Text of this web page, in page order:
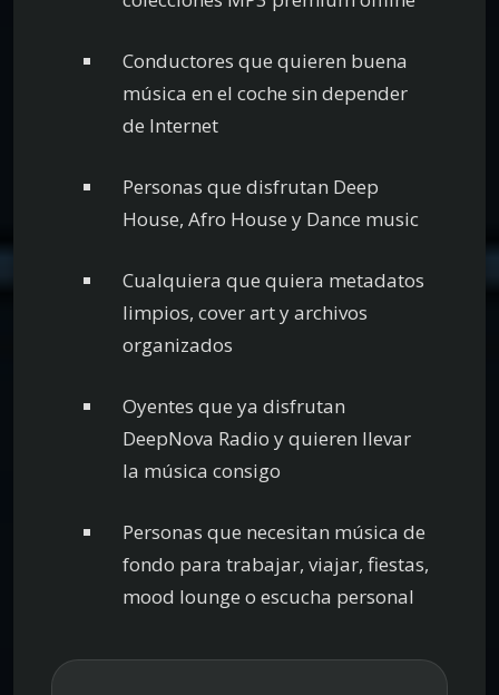
Conductores que quieren buena
música en el coche sin depender
de Internet
Personas que disfrutan Deep
House, Afro House y Dance music
Cualquiera que quiera metadatos
limpios, cover art y archivos
organizados
Oyentes que ya disfrutan
DeepNova Radio y quieren llevar
la música consigo
Personas que necesitan música de
fondo para trabajar, viajar, fiestas,
mood lounge o escucha personal